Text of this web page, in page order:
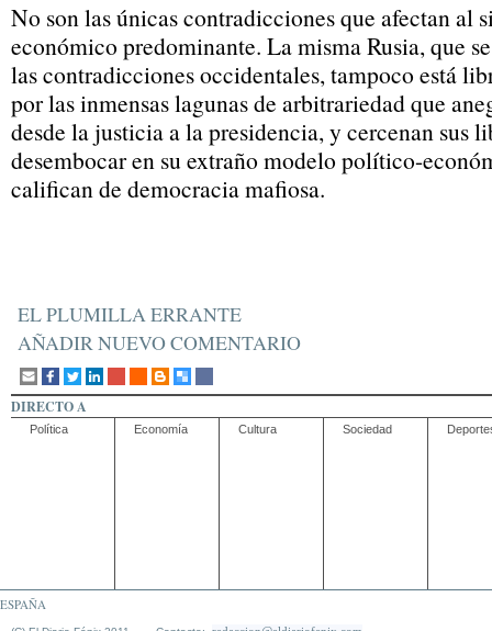
No son las únicas contradicciones que afectan al
económico predominante. La misma Rusia, que
las contradicciones occidentales, tampoco está
por las inmensas lagunas de arbitrariedad que
desde la justicia a la presidencia, y cercenan sus
desembocar en su extraño modelo político-
califican de democracia mafiosa.
EL PLUMILLA ERRANTE
AÑADIR NUEVO COMENTARIO
DIRECTO A
Política Economía Cultura Sociedad
ESPAÑA